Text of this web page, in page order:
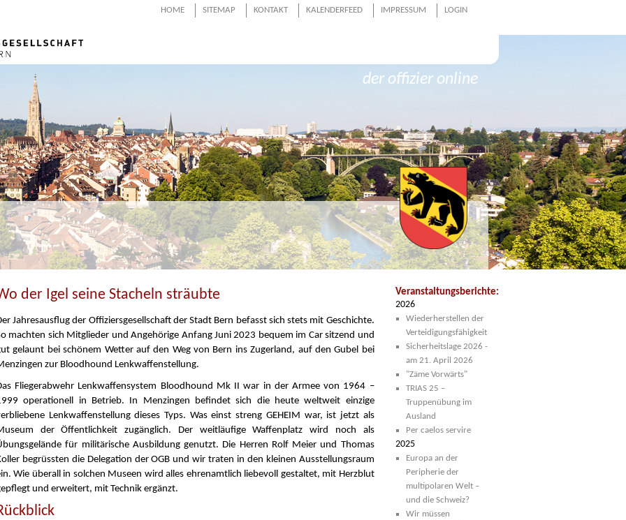
HOME SITEMAP KONTAKT KALENDERFEED IMPRESSUM LOGIN
der offizier online
der Igel seine Stacheln sträubte
Jahresausflug der Offiziersgesellschaft der Stadt Bern befasst sich stets mit Geschichte.
machten sich Mitglieder und Angehörige Anfang Juni 2023 bequem im Car sitzend und
gelaunt bei schönem Wetter auf den Weg von Bern ins Zugerland, auf den Gubel bei
zur Bloodhound Lenkwaffenstellung.
Fliegerabwehr Lenkwaffensystem Bloodhound Mk II war in der Armee von 1964 –
operationell in Betrieb. In Menzingen befindet sich die heute weltweit einzige
Lenkwaffenstellung dieses Typs. Was einst streng GEHEIM war, ist jetzt als
der Öffentlichkeit zugänglich. Der weitläufige Waffenplatz wird noch als
für militärische Ausbildung genutzt. Die Herren Rolf Meier und Thomas
begrüssten die Delegation der OGB und wir traten in den kleinen Ausstellungsraum
Wie überall in solchen Museen wird alles ehrenamtlich liebevoll gestaltet, mit Herzblut
und erweitert, mit Technik ergänzt.
Veranstaltungsberichte:
2026
Wiederherstellen der
Verteidigungsfähigkeit
Sicherheitslage 2026 -
am 21. April 2026
"Zäme Vorwärts"
TRIAS 25 –
Truppenübung im
Ausland
Per caelos servire
2025
Europa an der
Peripherie der
multipolaren Welt –
und die Schweiz?
Wir müssen